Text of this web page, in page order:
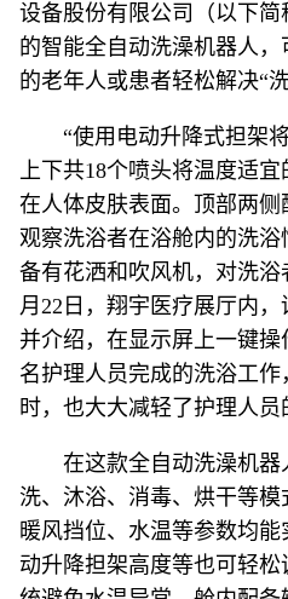
设备股份有限公司（以下简
的智能全自动洗澡机器人
的老年人或患者轻松解决“
“使用电动升降式担架将
上下共18个喷头将温度适
在人体皮肤表面。顶部两
观察洗浴者在浴舱内的洗
备有花洒和吹风机，对洗浴
月22日，翔宇医疗展厅内
并介绍，在显示屏上一键
名护理人员完成的洗浴工
时，也大大减轻了护理人员
在这款全自动洗澡机器
洗、沐浴、消毒、烘干等模
暖风挡位、水温等参数均
动升降担架高度等也可轻